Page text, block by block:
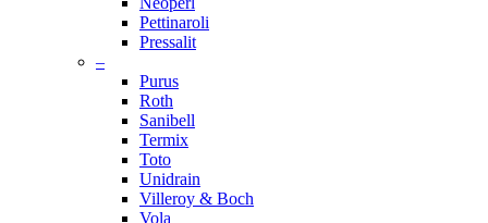
Pettinaroli
Pressalit
–
Purus
Roth
Sanibell
Termix
Toto
Unidrain
Villeroy & Boch
Vola